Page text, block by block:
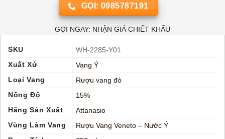
GỌI: 0985787191
GỌI NGAY: NHẬN GIÁ CHIẾT KHẤU
SKU
WH-2285-Y01
Xuất Xứ
Vang Ý
Loại Vang
Rượu vang đỏ
Nồng Độ
15%
Hãng Sản Xuất
Attanasio
Vùng Làm Vang
Rượu Vang Veneto – Nước Ý